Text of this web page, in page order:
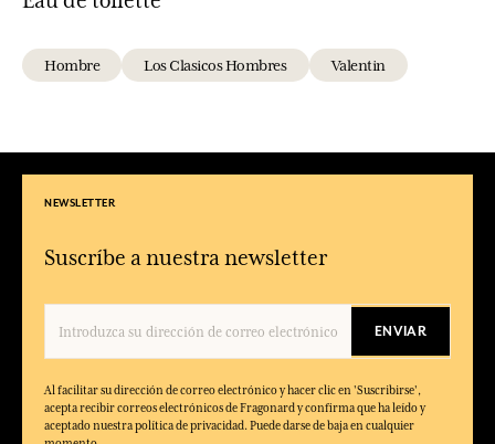
Hombre Los Clasicos Hombres Valentin
NEWSLETTER
Suscríbe a nuestra newsletter
ENVIAR
Al facilitar su dirección de correo electrónico y hacer clic en 'Suscribirse',
acepta recibir correos electrónicos de Fragonard y confirma que ha leído y
aceptado nuestra política de privacidad. Puede darse de baja en cualquier